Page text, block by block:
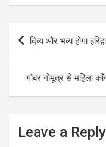
at
A
p
p
ce
b
o
o
k
Post
दिव्य और भव्य होगा
गोबर गोमूत्र से महिला
Leave a Reply